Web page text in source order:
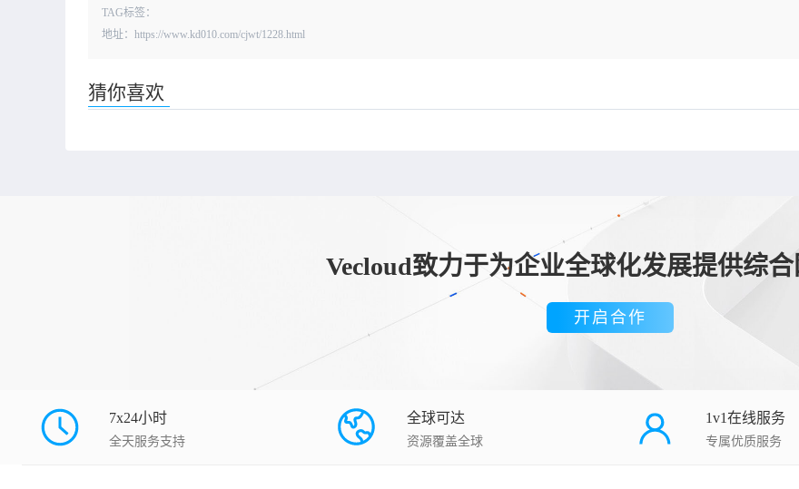
TAG标签：
地址：https://www.kd010.com/cjwt/1228.html
猜你喜欢
Vecloud致力于为企业全球化发展提供综
开启合作
7x24小时
全天服务支持
全球可达
资源覆盖全球
1v1在线服务
专属优质服务